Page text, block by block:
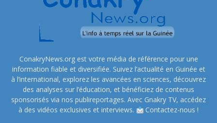
ConakryNews.org est votre média de référence pour une
information fiable et diversifiée. Suivez l’actualité en Guinée et
à l’international, explorez les avancées en sciences, découvrez
des analyses sur l’éducation, et bénéficiez de contenus
sponsorisés via nos publireportages. Avec Gnakry TV, accédez
à des vidéos exclusives et interviews.
Contactez-nous !